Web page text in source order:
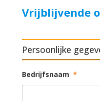
Vrijblijvende
Persoonlijke
Bedrijfsnaam *